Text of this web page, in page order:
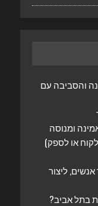
והסביבה עם
ומנוסה
או לספק)
ליצור
בתל אביב?